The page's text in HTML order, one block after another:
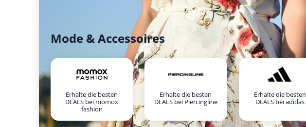
Mode & Accessoires
Erhalte die besten
DEALS bei momox
fashion
Erhalte die besten
DEALS bei Piercingline
Erhalte die besten
DEALS bei adidas